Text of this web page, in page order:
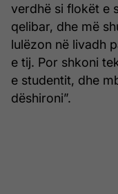
verdhë si flokët e
qelibar, dhe më
lulëzon në livadh
e tij. Por shkoni
e studentit, dhe
dëshironi”.